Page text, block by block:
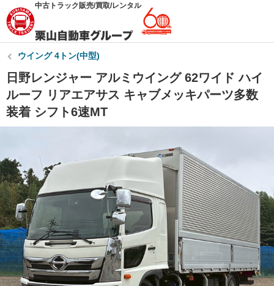
中古トラック販売/買取/レンタル
ウイング 4トン(中型)
日野レンジャー アルミウイング 62ワイド ハイ
ルーフ リアエアサス キャブメッキパーツ多数
装着 シフト6速MT